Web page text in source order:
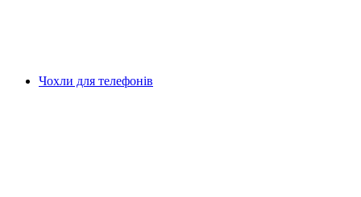
Чохли для телефонів